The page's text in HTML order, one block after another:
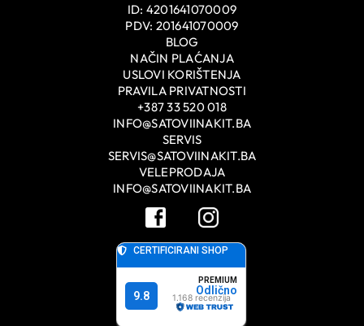
ID: 4201641070009
PDV: 201641070009
BLOG
NAČIN PLAĆANJA
USLOVI KORIŠTENJA
PRAVILA PRIVATNOSTI
+387 33 520 018
INFO@SATOVIINAKIT.BA
SERVIS
SERVIS@SATOVIINAKIT.BA
VELEPRODAJA
INFO@SATOVIINAKIT.BA